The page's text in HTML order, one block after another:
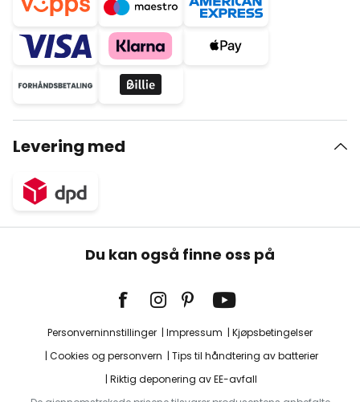
Levering med
Du kan også finne oss på
Personverninnstillinger Impressum
Kjøpsbetingelser
Cookies og personvern
Tips til håndtering av batterier
Riktig deponering av EE-avfall